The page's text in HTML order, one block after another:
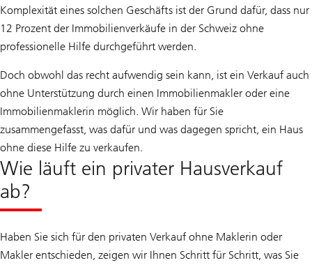
Komplexität eines solchen Geschäfts ist der Grund dafür, dass nur
12 Prozent der Immobilienverkäufe in der Schweiz ohne
professionelle Hilfe durchgeführt werden.
Doch obwohl das recht aufwendig sein kann, ist ein Verkauf auch
ohne Unterstützung durch einen Immobilienmakler oder eine
Immobilienmaklerin möglich. Wir haben für Sie
zusammengefasst, was dafür und was dagegen spricht, ein Haus
ohne diese Hilfe zu verkaufen.
Wie läuft ein privater Hausverkauf
ab?
Haben Sie sich für den privaten Verkauf ohne Maklerin oder
Makler entschieden, zeigen wir Ihnen Schritt für Schritt, was Sie